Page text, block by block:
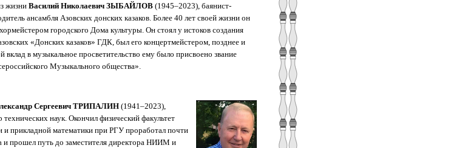
жизни Василий Николаевич ЗЫБАЙЛОВ (1945–2023), баянист-
ансамбля Азовских донских казаков. Более 40 лет своей жизни он
городского Дома культуры. Он стоял у истоков создания
«Донских казаков» ГДК, был его концертмейстером, позднее и
вклад в музыкальное просветительство ему было присвоено звание
Музыкального общества».
Сергеевич ТРИПАЛИН(1941–2023),
наук. Окончил физический факультет
и прикладной математики при РГУ проработал почти
и прошел путь до заместителя директора НИИМ и